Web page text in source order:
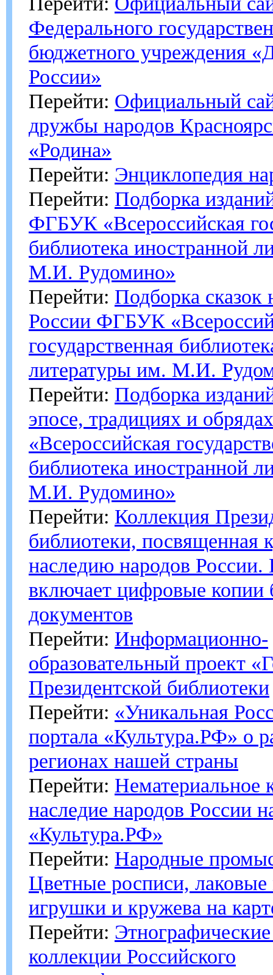
Федерального
бюджетного учреждения
России»
Перейти: Официальный
дружбы народов
«Родина»
Перейти: Энциклопедия
Перейти: Подборка
ФГБУК «Всероссийская
библиотека иностранной
М.И. Рудомино»
Перейти: Подборка сказок
России ФГБУК
государственная
литературы им. М.И.
Перейти: Подборка
эпосе, традициях и
«Всероссийская
библиотека иностранной
М.И. Рудомино»
Перейти: Коллекция
библиотеки, посвященная
наследию народов России.
включает цифровые копии
документов
Перейти: Информационно-
образовательный проект
Президентской библиотеки
Перейти: «Уникальная
портала «Культура.РФ» о
регионах нашей страны
Перейти: Нематериальное
наследие народов России
«Культура.РФ»
Перейти: Народные
Цветные росписи,
игрушки и кружева на
Перейти:
коллекции Российского